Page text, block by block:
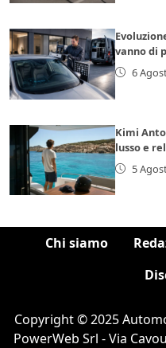
vanno di
6
Kimi
lusso e
5
Chi siamo
Copyright © 2025
PowerWeb Srl - Via